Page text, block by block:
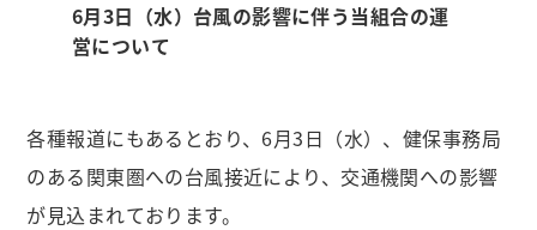
6月3日（水）台風の影響に伴う当組合の運
営について
各種報道にもあるとおり、 6月3日（水） 、健保事務局
のある関東圏への台風接近により、交通機関への影響
が見込まれております。